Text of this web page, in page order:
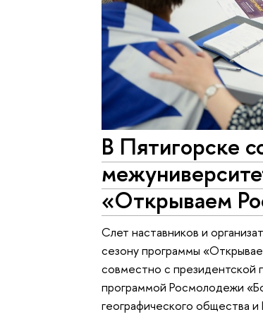
В Пятигорске
«Открываем
Слет наставников и
сезону программы
совместно с президентской
программой Росмолодежи
географического общества